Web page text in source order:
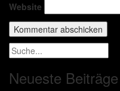
Website
Neueste Beiträge